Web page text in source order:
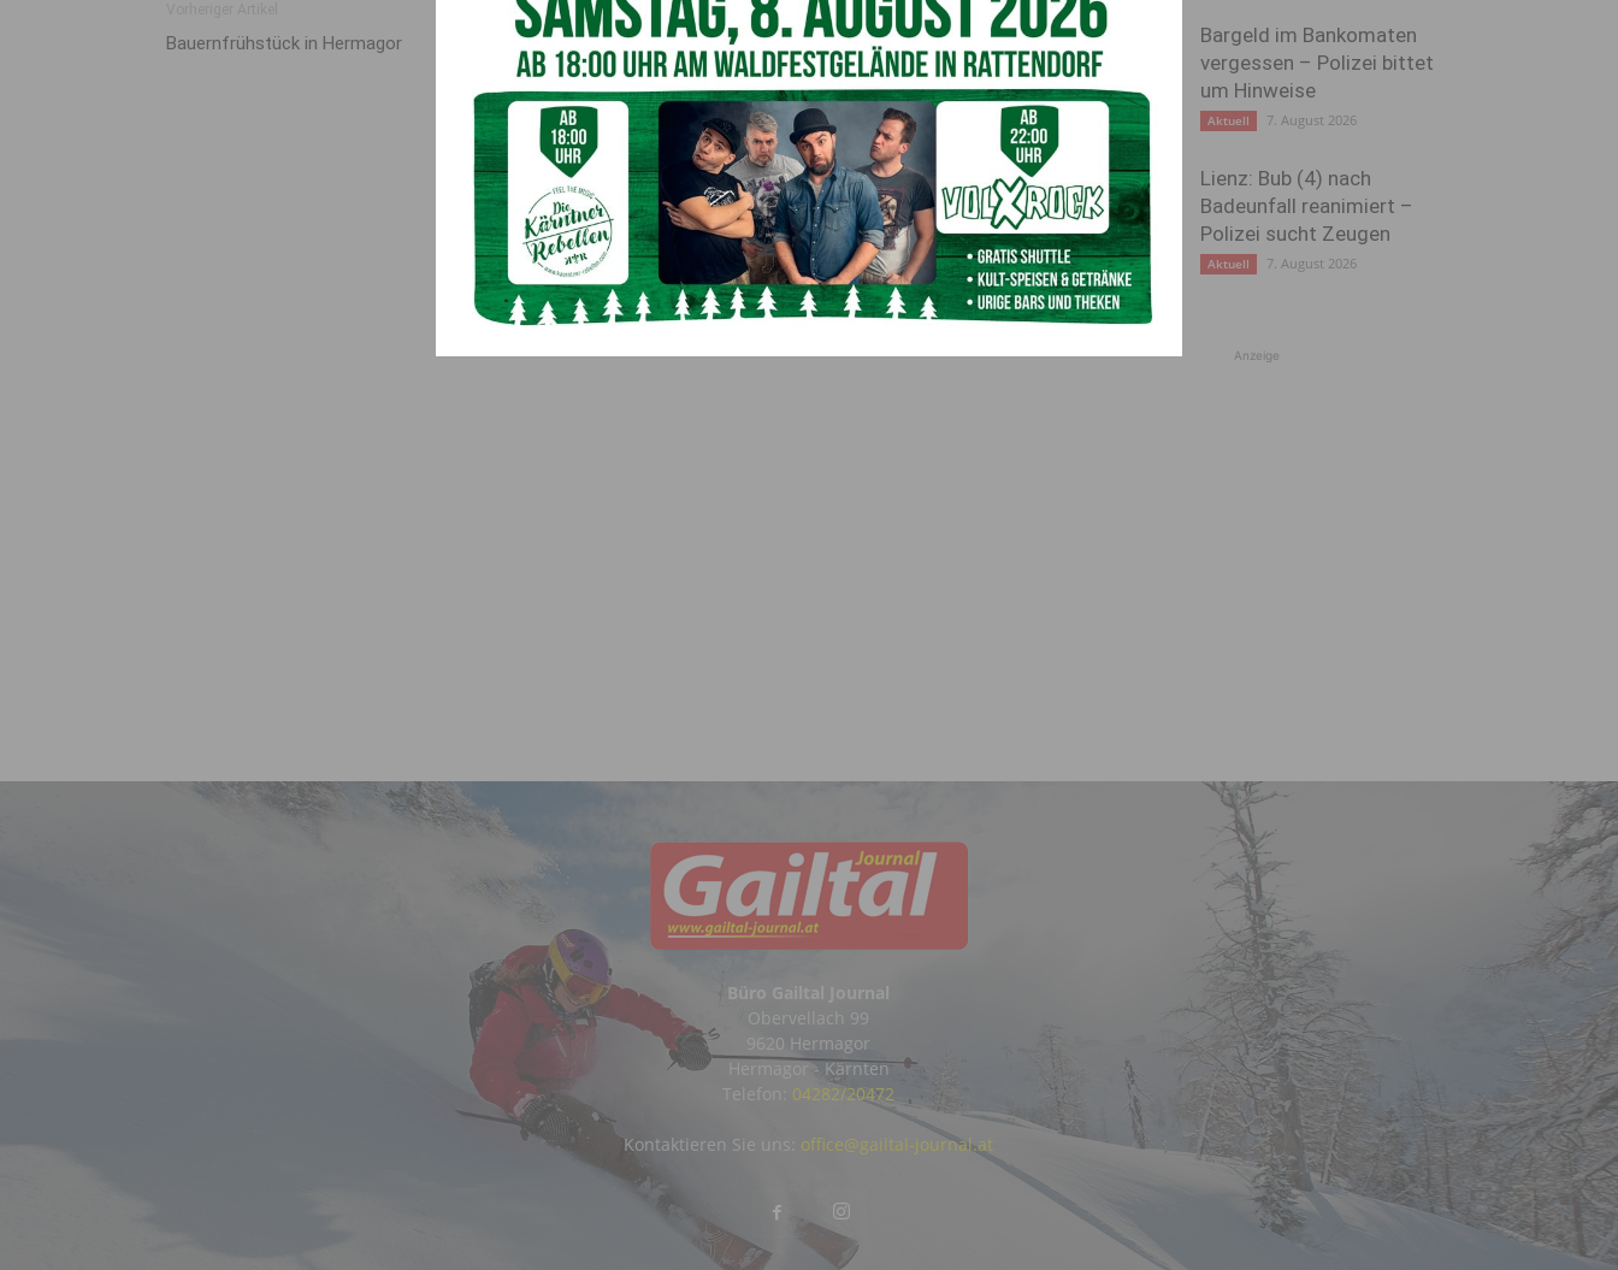
Bauern­früh­stück in Hermagor
Nächster Artikel
28. Kongress der Österreichischen
Schmerzgesellschaft
Bargeld im Bankomaten
vergessen – Polizei bittet
um Hinweise
Aktuell 7. August 2026
Lienz: Bub (4) nach
Badeunfall reanimiert –
Polizei sucht Zeugen
Aktuell 7. August 2026
Anzeige
Büro Gailtal Journal
Obervellach 99
9620 Hermagor
Hermagor - Kärnten
Telefon: 04282/20472
Kontaktieren Sie uns: office@gailtal-journal.at